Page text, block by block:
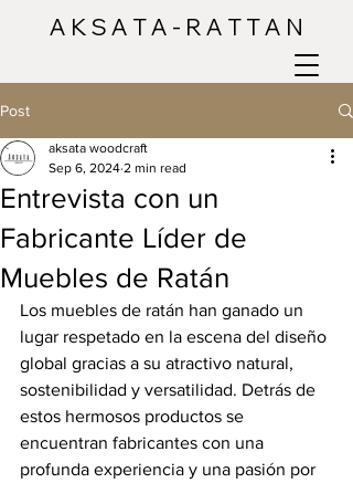
A K S A T A - R A T T A N
Post
Entrevista con un
Fabricante Líder de
Muebles de Ratán
aksata woodcraft
Sep 6, 2024 2 min read
Los muebles de ratán han ganado un
lugar respetado en la escena del diseño
global gracias a su atractivo natural,
sostenibilidad y versatilidad. Detrás de
estos hermosos productos se
encuentran fabricantes con una
profunda experiencia y una pasión por